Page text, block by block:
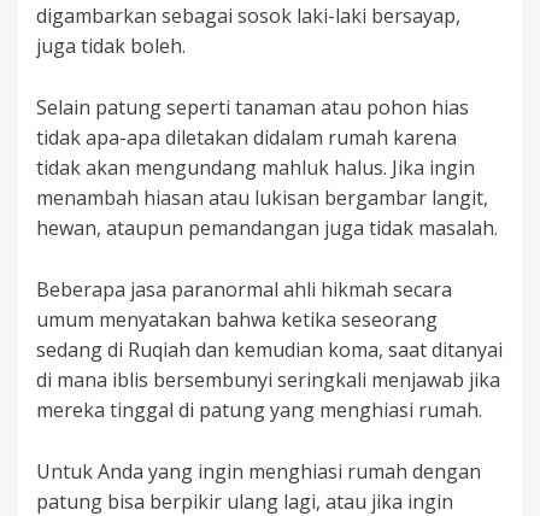
digambarkan sebagai sosok laki-laki bersayap,
juga tidak boleh.
Selain patung seperti tanaman atau pohon hias
tidak apa-apa diletakan didalam rumah karena
tidak akan mengundang mahluk halus. Jika ingin
menambah hiasan atau lukisan bergambar langit,
hewan, ataupun pemandangan juga tidak masalah.
Beberapa jasa paranormal ahli hikmah secara
umum menyatakan bahwa ketika seseorang
sedang di Ruqiah dan kemudian koma, saat ditanyai
di mana iblis bersembunyi seringkali menjawab jika
mereka tinggal di patung yang menghiasi rumah.
Untuk Anda yang ingin menghiasi rumah dengan
patung bisa berpikir ulang lagi, atau jika ingin